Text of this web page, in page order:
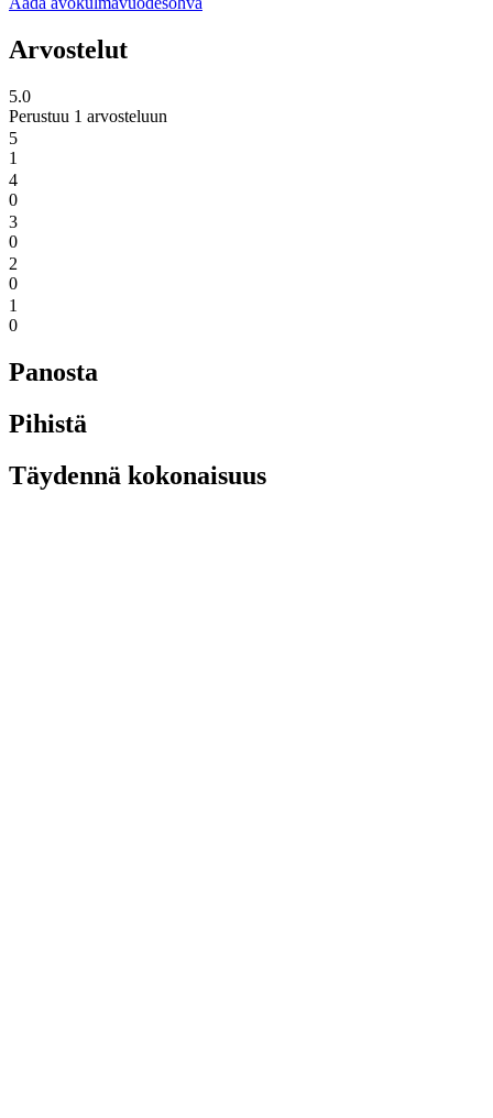
Arvostelut
5.0
Perustuu 1 arvosteluun
5
1
4
0
3
0
2
0
1
0
Panosta
Pihistä
Täydennä kokonaisuus